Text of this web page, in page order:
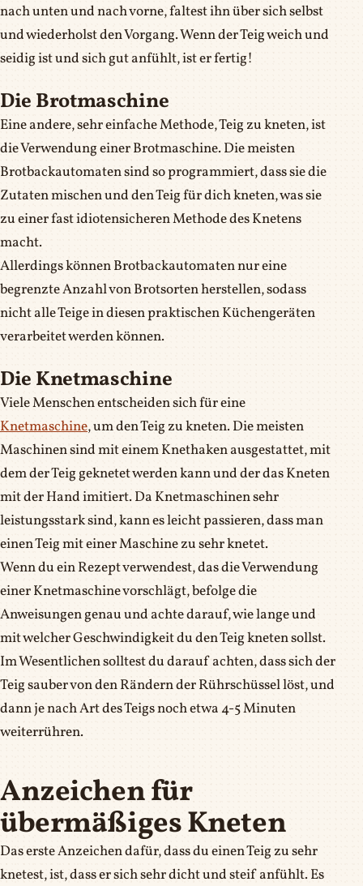
nach unten und nach vorne, faltest ihn über sich selbst
und wiederholst den Vorgang. Wenn der Teig weich und
seidig ist und sich gut anfühlt, ist er fertig!
Die Brotmaschine
Eine andere, sehr einfache Methode, Teig zu kneten, ist
die Verwendung einer Brotmaschine. Die meisten
Brotbackautomaten sind so programmiert, dass sie die
Zutaten mischen und den Teig für dich kneten, was sie
zu einer fast idiotensicheren Methode des Knetens
macht.
Allerdings können Brotbackautomaten nur eine
begrenzte Anzahl von Brotsorten herstellen, sodass
nicht alle Teige in diesen praktischen Küchengeräten
verarbeitet werden können.
Die Knetmaschine
Viele Menschen entscheiden sich für eine
Knetmaschine, um den Teig zu kneten. Die meisten
Maschinen sind mit einem Knethaken ausgestattet, mit
dem der Teig geknetet werden kann und der das Kneten
mit der Hand imitiert. Da Knetmaschinen sehr
leistungsstark sind, kann es leicht passieren, dass man
einen Teig mit einer Maschine zu sehr knetet.
Wenn du ein Rezept verwendest, das die Verwendung
einer Knetmaschine vorschlägt, befolge die
Anweisungen genau und achte darauf, wie lange und
mit welcher Geschwindigkeit du den Teig kneten sollst.
Im Wesentlichen solltest du darauf achten, dass sich der
Teig sauber von den Rändern der Rührschüssel löst, und
dann je nach Art des Teigs noch etwa 4-5 Minuten
weiterrühren.
Anzeichen für
übermäßiges Kneten
Das erste Anzeichen dafür, dass du einen Teig zu sehr
knetest, ist, dass er sich sehr dicht und steif anfühlt. Es